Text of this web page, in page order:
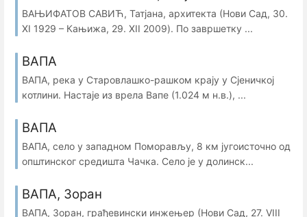
ВАЊИФАТОВ САВИЋ, Татјана, архитекта (Нови Сад, 30.
XI 1929 – Кањижа, 29. XII 2009). По завршетку ...
ВАПА
ВАПА, река у Старовлашко-рашком крају у Сјеничкој
котлини. Настаје из врела Вапе (1.024 м н.в.), ...
ВАПА
ВАПА, село у западном Поморављу, 8 км југоисточно од
општинског средишта Чачка. Село је у долинск...
ВАПА, Зоран
ВАПА, Зоран, грађевински инжењер (Нови Сад, 27. VIII